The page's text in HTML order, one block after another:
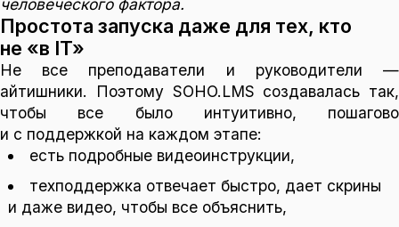
Простота запуска даже для тех, кто
не «в IT»
Не все преподаватели и руководители —
айтишники. Поэтому SOHO.LMS создавалась так,
чтобы все было интуитивно, пошагово
и с поддержкой на каждом этапе:
есть подробные видеоинструкции,
техподдержка отвечает быстро, дает скрины
и даже видео, чтобы все объяснить,